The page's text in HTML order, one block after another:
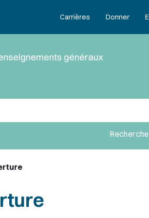
Carrières Donner
généraux